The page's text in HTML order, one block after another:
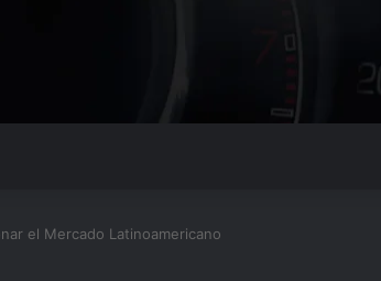
el Mercado Latinoamericano